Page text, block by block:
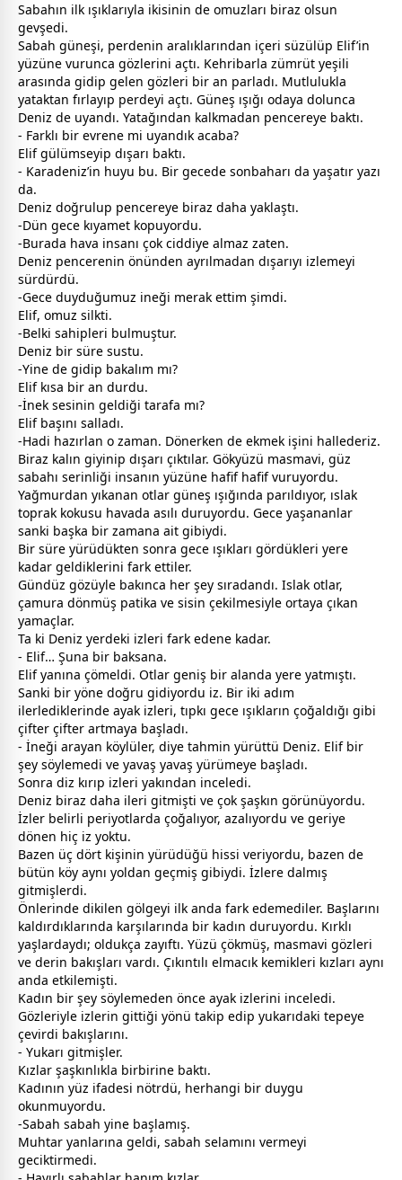
Sabahın ilk ışıklarıyla ikisinin de omuzları biraz olsun
gevşedi.
Sabah güneşi, perdenin aralıklarından içeri süzülüp Elif’in
yüzüne vurunca gözlerini açtı. Kehribarla zümrüt yeşili
arasında gidip gelen gözleri bir an parladı. Mutlulukla
yataktan fırlayıp perdeyi açtı. Güneş ışığı odaya dolunca
Deniz de uyandı. Yatağından kalkmadan pencereye baktı.
- Farklı bir evrene mi uyandık acaba?
Elif gülümseyip dışarı baktı.
- Karadeniz’in huyu bu. Bir gecede sonbaharı da yaşatır yazı
da.
Deniz doğrulup pencereye biraz daha yaklaştı.
-Dün gece kıyamet kopuyordu.
-Burada hava insanı çok ciddiye almaz zaten.
Deniz pencerenin önünden ayrılmadan dışarıyı izlemeyi
sürdürdü.
-Gece duyduğumuz ineği merak ettim şimdi.
Elif, omuz silkti.
-Belki sahipleri bulmuştur.
Deniz bir süre sustu.
-Yine de gidip bakalım mı?
Elif kısa bir an durdu.
-İnek sesinin geldiği tarafa mı?
Elif başını salladı.
-Hadi hazırlan o zaman. Dönerken de ekmek işini hallederiz.
Biraz kalın giyinip dışarı çıktılar. Gökyüzü masmavi, güz
sabahı serinliği insanın yüzüne hafif hafif vuruyordu.
Yağmurdan yıkanan otlar güneş ışığında parıldıyor, ıslak
toprak kokusu havada asılı duruyordu. Gece yaşananlar
sanki başka bir zamana ait gibiydi.
Bir süre yürüdükten sonra gece ışıkları gördükleri yere
kadar geldiklerini fark ettiler.
Gündüz gözüyle bakınca her şey sıradandı. Islak otlar,
çamura dönmüş patika ve sisin çekilmesiyle ortaya çıkan
yamaçlar.
Ta ki Deniz yerdeki izleri fark edene kadar.
- Elif… Şuna bir baksana.
Elif yanına çömeldi. Otlar geniş bir alanda yere yatmıştı.
Sanki bir yöne doğru gidiyordu iz. Bir iki adım
ilerlediklerinde ayak izleri, tıpkı gece ışıkların çoğaldığı gibi
çifter çifter artmaya başladı.
- İneği arayan köylüler, diye tahmin yürüttü Deniz. Elif bir
şey söylemedi ve yavaş yavaş yürümeye başladı.
Sonra diz kırıp izleri yakından inceledi.
Deniz biraz daha ileri gitmişti ve çok şaşkın görünüyordu.
İzler belirli periyotlarda çoğalıyor, azalıyordu ve geriye
dönen hiç iz yoktu.
Bazen üç dört kişinin yürüdüğü hissi veriyordu, bazen de
bütün köy aynı yoldan geçmiş gibiydi. İzlere dalmış
gitmişlerdi.
Önlerinde dikilen gölgeyi ilk anda fark edemediler. Başlarını
kaldırdıklarında karşılarında bir kadın duruyordu. Kırklı
yaşlardaydı; oldukça zayıftı. Yüzü çökmüş, masmavi gözleri
ve derin bakışları vardı. Çıkıntılı elmacık kemikleri kızları aynı
anda etkilemişti.
Kadın bir şey söylemeden önce ayak izlerini inceledi.
Gözleriyle izlerin gittiği yönü takip edip yukarıdaki tepeye
çevirdi bakışlarını.
- Yukarı gitmişler.
Kızlar şaşkınlıkla birbirine baktı.
Kadının yüz ifadesi nötrdü, herhangi bir duygu
okunmuyordu.
-Sabah sabah yine başlamış.
Muhtar yanlarına geldi, sabah selamını vermeyi
geciktirmedi.